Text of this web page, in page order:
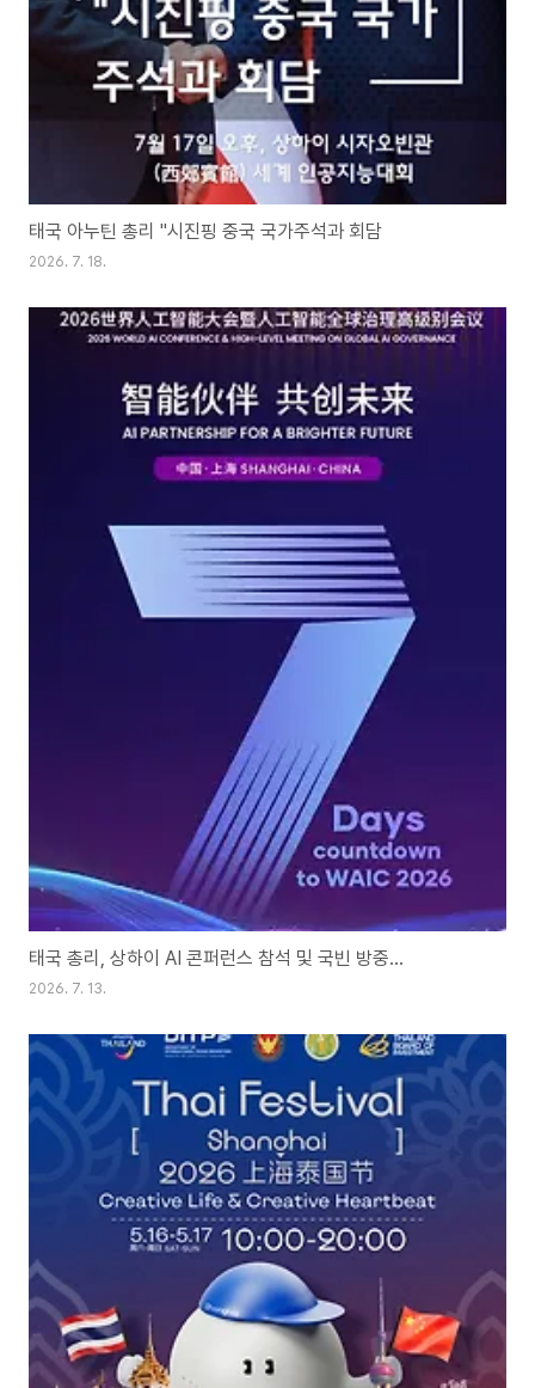
태국 아누틴 총리 "시진핑 중국 국가주석과 회담
2026. 7. 18.
태국 총리, 상하이 AI 콘퍼런스 참석 및 국빈 방중…
2026. 7. 13.